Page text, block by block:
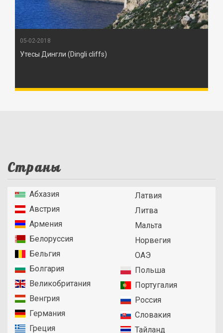
05-02-2018
Утесы Дингли (Dingli cliffs)
Страны
Абхазия
Австрия
Армения
Белоруссия
Бельгия
Болгария
Великобритания
Венгрия
Германия
Греция
Латвия
Литва
Мальта
Норвегия
ОАЭ
Польша
Португалия
Россия
Словакия
Тайланд